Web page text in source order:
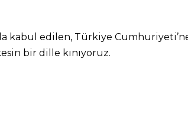
kabul edilen, Türkiye
bir dille kınıyoruz.